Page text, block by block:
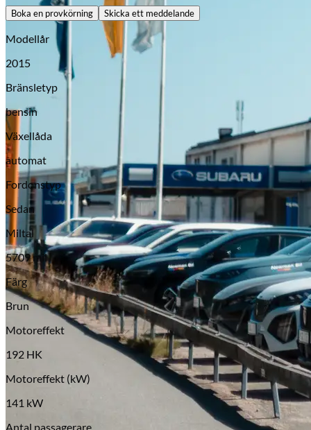
Opel
Serviceverkstad
Boka en provkörning Skicka ett meddelande
Modellår
2015
Bränsletyp
bensin
Växellåda
automat
Fordonstyp
Sedan
Miltal
5709 mil
Färg
Brun
Motoreffekt
192 HK
Motoreffekt (kW)
141 kW
Antal passagerare